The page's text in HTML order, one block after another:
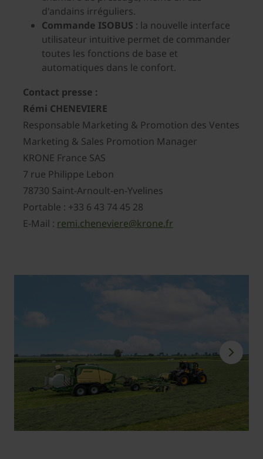
d'andains irréguliers.
Commande ISOBUS : la nouvelle interface
utilisateur intuitive permet de commander
toutes les fonctions de base et
automatiques dans le confort.
Contact presse :
Rémi CHENEVIERE
Responsable Marketing & Promotion des Ventes
Marketing & Sales Promotion Manager
KRONE France SAS
7 rue Philippe Lebon
78730 Saint-Arnoult-en-Yvelines
Portable : +33 6 43 74 45 28
E-Mail : remi.cheneviere@krone.fr